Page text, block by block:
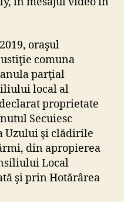
oraşul
comuna
parţial
local al
proprietate
Secuiesc
Uzului şi clădirile
din apropierea
Local
şi prin Hotărârea